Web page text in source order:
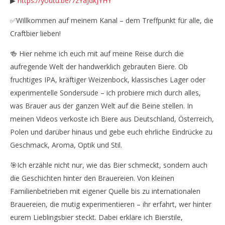
✅Willkommen auf meinem Kanal – dem Treffpunkt für alle, die
Craftbier lieben!
🍻 Hier nehme ich euch mit auf meine Reise durch die
aufregende Welt der handwerklich gebrauten Biere. Ob
fruchtiges IPA, kräftiger Weizenbock, klassisches Lager oder
experimentelle Sondersude – ich probiere mich durch alles,
was Brauer aus der ganzen Welt auf die Beine stellen. In
meinen Videos verkoste ich Biere aus Deutschland, Österreich,
Polen und darüber hinaus und gebe euch ehrliche Eindrücke zu
Geschmack, Aroma, Optik und Stil.
🎯Ich erzähle nicht nur, wie das Bier schmeckt, sondern auch
die Geschichten hinter den Brauereien. Von kleinen
Familienbetrieben mit eigener Quelle bis zu internationalen
Brauereien, die mutig experimentieren – ihr erfahrt, wer hinter
eurem Lieblingsbier steckt. Dabei erkläre ich Bierstile,